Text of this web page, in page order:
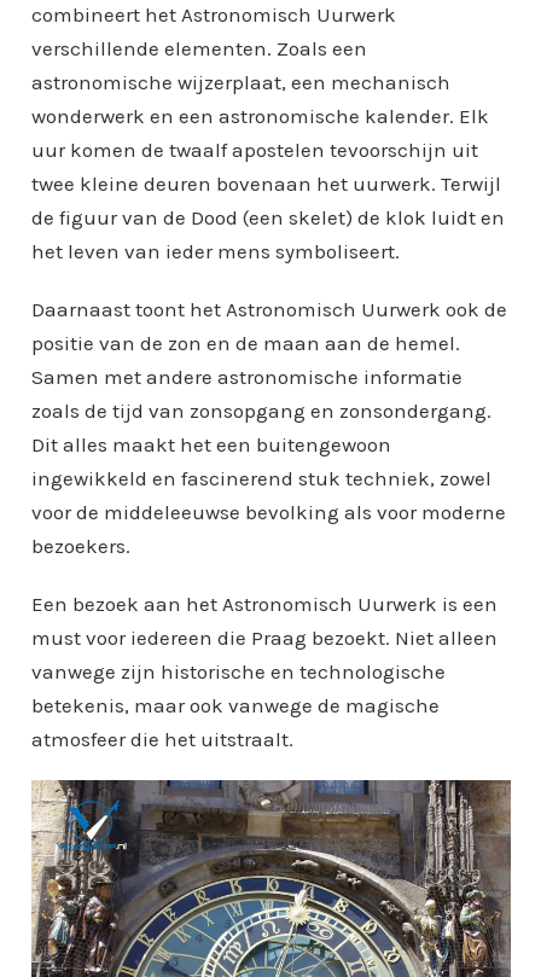
combineert het Astronomisch Uurwerk
verschillende elementen. Zoals een
astronomische wijzerplaat, een mechanisch
wonderwerk en een astronomische kalender. Elk
uur komen de twaalf apostelen tevoorschijn uit
twee kleine deuren bovenaan het uurwerk. Terwijl
de figuur van de Dood (een skelet) de klok luidt en
het leven van ieder mens symboliseert.
Daarnaast toont het Astronomisch Uurwerk ook de
positie van de zon en de maan aan de hemel.
Samen met andere astronomische informatie
zoals de tijd van zonsopgang en zonsondergang.
Dit alles maakt het een buitengewoon
ingewikkeld en fascinerend stuk techniek, zowel
voor de middeleeuwse bevolking als voor moderne
bezoekers.
Een bezoek aan het Astronomisch Uurwerk is een
must voor iedereen die Praag bezoekt. Niet alleen
vanwege zijn historische en technologische
betekenis, maar ook vanwege de magische
atmosfeer die het uitstraalt.